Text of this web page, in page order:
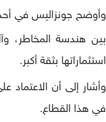
وأوضح جونزاليس في
بين هندسة المخاطر،
استثماراتها بثقة أكبر.
وأشار إلى أن الاعتماد
في هذا القطاع.